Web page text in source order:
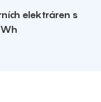
elektráren s